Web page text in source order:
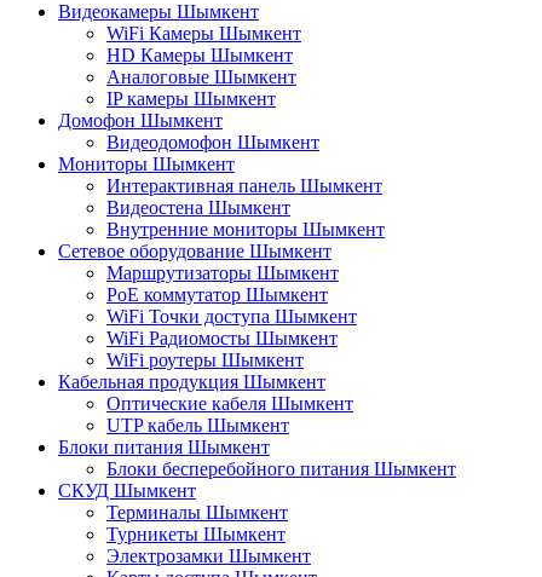
Видеокамеры Шымкент
WiFi Камеры Шымкент
HD Камеры Шымкент
Аналоговые Шымкент
IP камеры Шымкент
Домофон Шымкент
Видеодомофон Шымкент
Мониторы Шымкент
Интерактивная панель Шымкент
Видеостена Шымкент
Внутренние мониторы Шымкент
Сетевое оборудование Шымкент
Маршрутизаторы Шымкент
PoE коммутатор Шымкент
WiFi Точки доступа Шымкент
WiFi Радиомосты Шымкент
WiFi роутеры Шымкент
Кабельная продукция Шымкент
Оптические кабеля Шымкент
UTP кабель Шымкент
Блоки питания Шымкент
Блоки бесперебойного питания Шымкент
СКУД Шымкент
Терминалы Шымкент
Турникеты Шымкент
Электрозамки Шымкент